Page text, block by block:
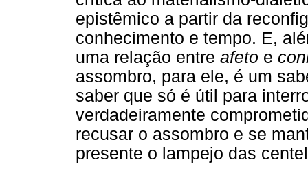
epistêmico a partir da
conhecimento e tempo. E,
uma relação entre afeto e
assombro, para ele, é um
saber que só é útil para
verdadeiramente
recusar o assombro e se
presente o lampejo das